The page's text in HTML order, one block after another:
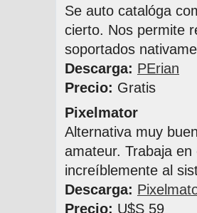
Se auto catalóga
cierto. Nos permite
soportados
Descarga: PErian
Precio: Gratis
Pixelmator
Alternativa muy
amateur. Trabaja
increíblemente al
Descarga:
Precio: U$S 59